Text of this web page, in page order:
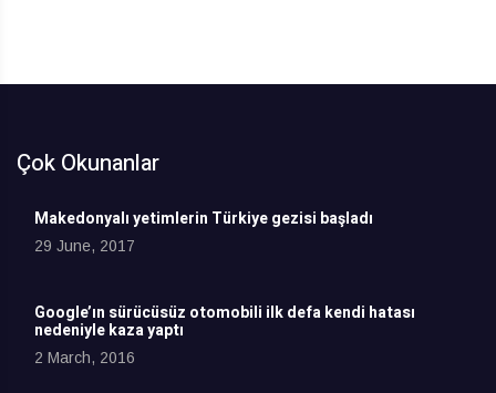
Çok Okunanlar
Makedonyalı yetimlerin Türkiye gezisi başladı
29 June, 2017
Google’ın sürücüsüz otomobili ilk defa kendi hatası
nedeniyle kaza yaptı
2 March, 2016